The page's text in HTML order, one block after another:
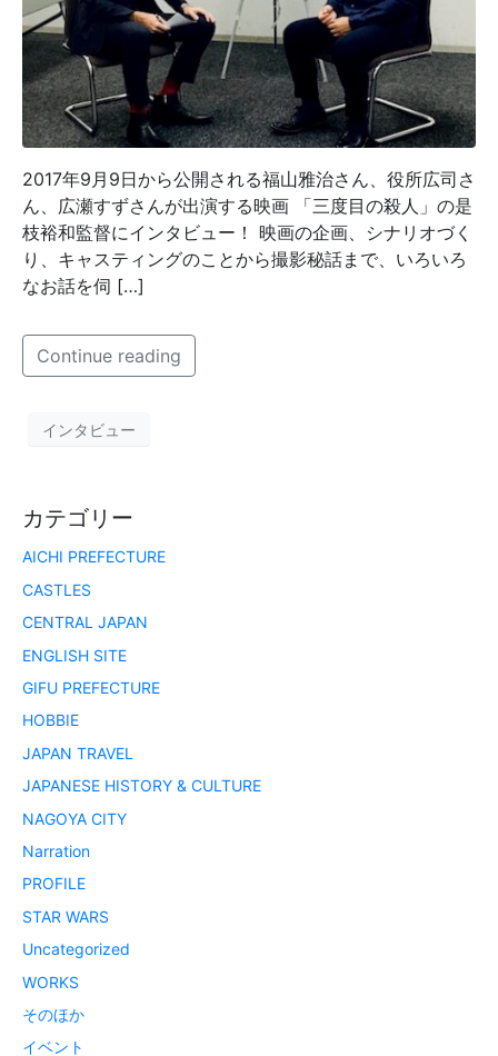
2017年9月9日から公開される福山雅治さん、役所広司さ
ん、広瀬すずさんが出演する映画 「三度目の殺人」の是
枝裕和監督にインタビュー！ 映画の企画、シナリオづく
り、キャスティングのことから撮影秘話まで、いろいろ
なお話を伺 […]
Continue reading
インタビュー
カテゴリー
AICHI PREFECTURE
CASTLES
CENTRAL JAPAN
ENGLISH SITE
GIFU PREFECTURE
HOBBIE
JAPAN TRAVEL
JAPANESE HISTORY & CULTURE
NAGOYA CITY
Narration
PROFILE
STAR WARS
Uncategorized
WORKS
そのほか
イベント